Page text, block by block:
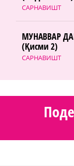
САРНАВИШТ
САРНАВИШТ
МУНАВВАР
(Қисми 2)